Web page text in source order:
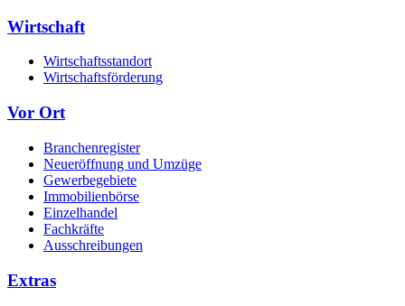
Wirtschaft
Wirtschaftsstandort
Wirtschaftsförderung
Vor Ort
Branchenregister
Neueröffnung und Umzüge
Gewerbegebiete
Immobilienbörse
Einzelhandel
Fachkräfte
Ausschreibungen
Extras